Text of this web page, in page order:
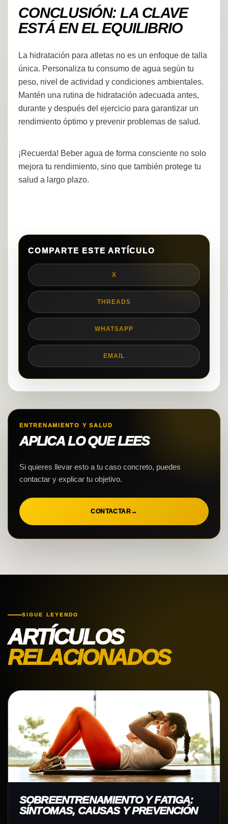
CONCLUSIÓN: LA CLAVE
ESTÁ EN EL EQUILIBRIO
La hidratación para atletas no es un enfoque de talla
única. Personaliza tu consumo de agua según tu
peso, nivel de actividad y condiciones ambientales.
Mantén una rutina de hidratación adecuada antes,
durante y después del ejercicio para garantizar un
rendimiento óptimo y prevenir problemas de salud.
¡Recuerda! Beber agua de forma consciente no solo
mejora tu rendimiento, sino que también protege tu
salud a largo plazo.
COMPARTE ESTE ARTÍCULO
X
THREADS
WHATSAPP
EMAIL
ENTRENAMIENTO Y SALUD
APLICA LO QUE LEES
Si quieres llevar esto a tu caso concreto, puedes
contactar y explicar tu objetivo.
CONTACTAR→
SIGUE LEYENDO
ARTÍCULOS
RELACIONADOS
SOBREENTRENAMIENTO Y FATIGA:
SÍNTOMAS, CAUSAS Y PREVENCIÓN